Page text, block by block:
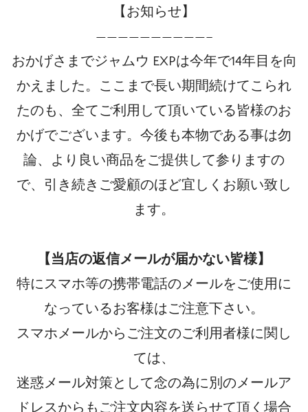
【お知らせ】
——————————–
おかげさまでジャムウ EXPは今年で14年目を向
かえました。ここまで長い期間続けてこられ
たのも、全てご利用して頂いている皆様のお
かげでございます。今後も本物である事は勿
論、より良い商品をご提供して参りますの
で、引き続きご愛顧のほど宜しくお願い致し
ます。
【当店の返信メールが届かない皆様】
特にスマホ等の携帯電話のメールをご使用に
なっているお客様はご注意下さい。
スマホメールからご注文のご利用者様に関し
ては、
迷惑メール対策として念の為に別のメールア
ドレスからもご注文内容を送らせて頂く場合